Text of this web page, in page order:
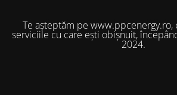
Te așteptăm pe
serviciile cu care ești obișnuit,
2024.